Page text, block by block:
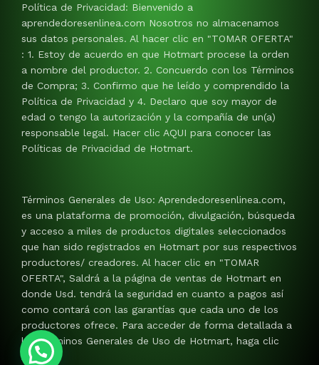
Política de Privacidad: Bienvenido a
aprendedoresenlinea.com Nosotros no almacenamos
sus datos personales. Al hacer clic en "TOMAR OFERTA"
: 1. Estoy de acuerdo en que Hotmart procese la orden
a nombre del productor. 2. Concuerdo con los Términos
de Compra; 3. Confirmo que he leído y comprendido la
Política de Privacidad y 4. Declaro que soy mayor de
edad o tengo la autorización y la compañía de un(a)
responsable legal. Hacer clic AQUI para conocer las
Políticas de Privacidad de Hotmart.
Términos Generales de Uso: Aprendedoresenlinea.com,
es una plataforma de promoción, divulgación, búsqueda
y acceso a miles de productos digitales seleccionados
que han sido registrados en Hotmart por sus respectivos
productores/ creadores. Al hacer clic en "TOMAR
OFERTA", Saldrá a la página de ventas de Hotmart en
donde Usd. tendrá la seguridad en cuanto a pagos así
como contará con las garantías que cada uno de los
productores ofrece. Para acceder de forma detallada a
los Términos Generales de Uso de Hotmart, haga clic
AQUI.